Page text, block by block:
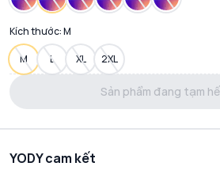
Kích thước:M
M L XL 2XL
Sản phẩm đang tạm
YODY cam kết